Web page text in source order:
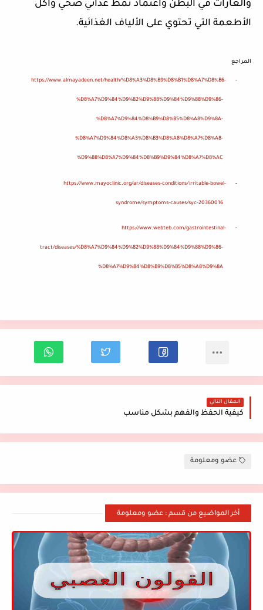
والغازات في البطن واعتماد نمط غذائي صحي واكل
الأطعمة التي تحتوي على الألياف الغذائية.
المراجع
-
https://www.almayadeen.net/health/%D8%A3%D8%B9%D8%B1%D8%A7%D8%B6-
%D8%A7%D9%84%D9%82%D9%88%D9%84%D9%88%D9%86-
%D8%A7%D9%84%D8%B9%D8%B5%D8%A8%D9%8A-
%D8%A7%D9%84%D8%A3%D8%B3%D8%A8%D8%A7%D8%A8-
%D9%88%D8%A7%D9%84%D8%B9%D9%84%D8%A7%D8%AC
-
https://www.mayoclinic.org/ar/diseases-conditions/irritable-bowel-
syndrome/symptoms-causes/syc-20360016
-
https://www.webteb.com/gastrointestinal-
tract/diseases/%D8%A7%D9%84%D9%82%D9%88%D9%84%D9%88%D9%86-
%D8%A7%D9%84%D8%B9%D8%B5%D8%A8%D9%8A
المقال التالي
كيفية الحفظ والفهم بشكل مناسب
عضو ومعلومة
أخر المواضيع من قسم : عضو ومعلومة